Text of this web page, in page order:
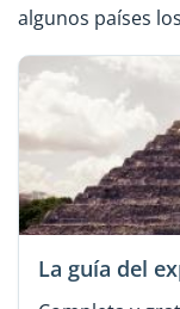
algunos países
La guía del